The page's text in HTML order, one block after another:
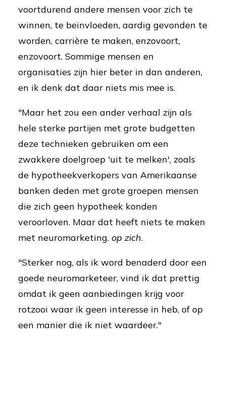
voortdurend andere mensen voor zich te
winnen, te beïnvloeden, aardig gevonden te
worden, carrière te maken, enzovoort,
enzovoort. Sommige mensen en
organisaties zijn hier beter in dan anderen,
en ik denk dat daar niets mis mee is.
"Maar het zou een ander verhaal zijn als
hele sterke partijen met grote budgetten
deze technieken gebruiken om een
zwakkere doelgroep 'uit te melken', zoals
de hypotheekverkopers van Amerikaanse
banken deden met grote groepen mensen
die zich geen hypotheek konden
veroorloven. Maar dat heeft niets te maken
met neuromarketing. op zich.
"Sterker nog, als ik word benaderd door een
goede neuromarketeer, vind ik dat prettig
omdat ik geen aanbiedingen krijg voor
rotzooi waar ik geen interesse in heb, of op
een manier die ik niet waardeer."